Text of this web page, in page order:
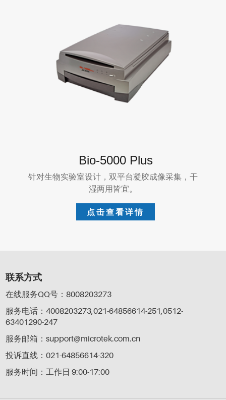
Bio-5000 Plus
针对生物实验室设计，双平台凝胶成像采集，干
湿两用皆宜。
点击查看详情
联系方式
在线服务QQ号：8008203273
服务电话：4008203273,021-64856614-251,0512-
63401290-247
服务邮箱：support@microtek.com.cn
投诉直线：021-64856614-320
服务时间：工作日 9:00-17:00